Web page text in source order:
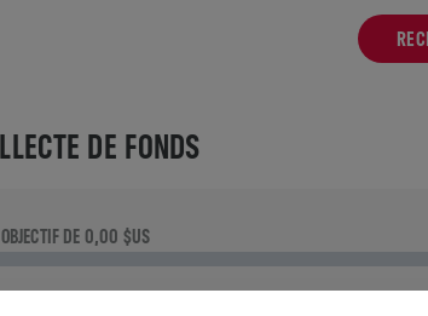
DE FONDS
OBJECTIF DE 0,00 $US